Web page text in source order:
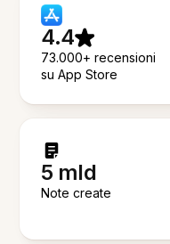
4.4
73.000+ recensioni
su App Store
5 mld
Note create